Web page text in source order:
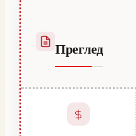
Преглед